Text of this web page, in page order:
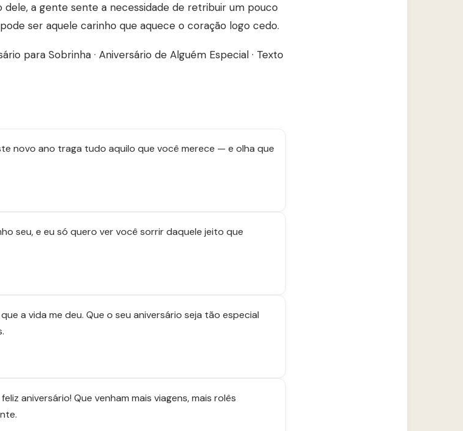
dele, a gente sente a necessidade de retribuir um pouco
ser aquele carinho que aquece o coração logo cedo.
para Sobrinha · Aniversário de Alguém Especial · Texto
novo ano traga tudo aquilo que você merece — e olha que
seu, e eu só quero ver você sorrir daquele jeito que
a vida me deu. Que o seu aniversário seja tão especial
aniversário! Que venham mais viagens, mais rolês